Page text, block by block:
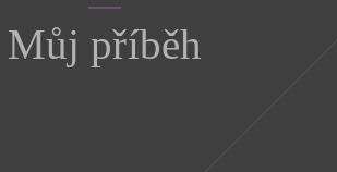
Můj příběh